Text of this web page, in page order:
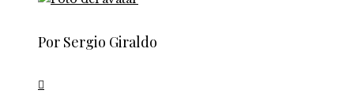
Por Sergio Giraldo